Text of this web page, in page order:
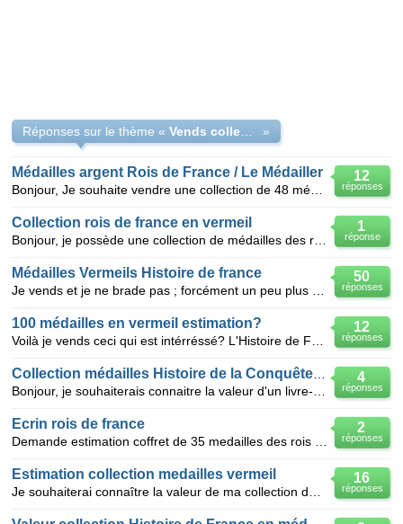
Réponses sur le thème « »
12
réponses
Médailles argent Rois de France / Le Médailler
1
réponse
Collection rois de france en vermeil
50
réponses
Médailles Vermeils Histoire de france
12
réponses
100 médailles en vermeil estimation?
4
réponses
2
réponses
Ecrin rois de france
16
réponses
Estimation collection medailles vermeil